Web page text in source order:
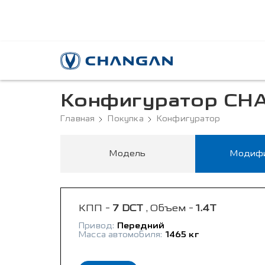
Конфигуратор
Главная Покупка Конфигуратор
Модель
КПП - 7 DCT , Объем -1.4T
Привод: Передний
Масса автомобиля: 1465 кг